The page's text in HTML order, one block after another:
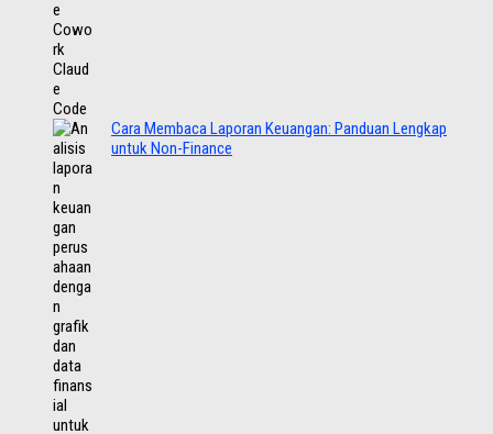
Cara Membaca Laporan Keuangan: Panduan Lengkap
untuk Non-Finance